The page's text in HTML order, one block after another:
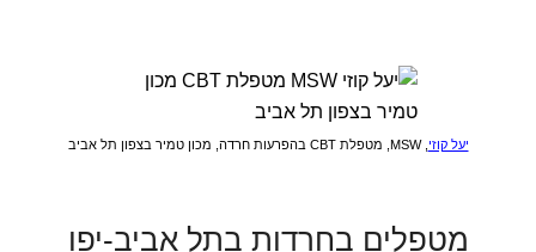
יעל קוזי , MSW, מטפלת CBT בהפרעות חרדה, מכון טמיר בצפון תל אביב
מטפלים בחרדות בתל אביב-יפו